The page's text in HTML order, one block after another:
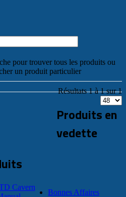
pour trouver tous les produits ou
un produit particulier
Résultats 1 à 1 sur 1
Produits en
vedette
Bonnes Affaires